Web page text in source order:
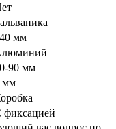
мм
90 мм
мм
фиксацией